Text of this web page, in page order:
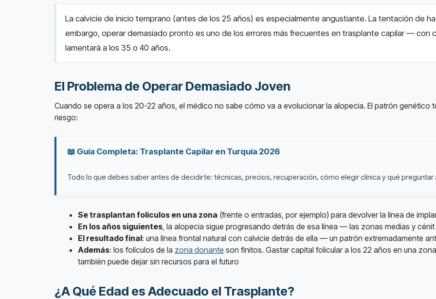
La calvicie de inicio temprano (antes de los 25 años) es especialmente angustiante. La tentación de
embargo, operar demasiado pronto es uno de los errores más frecuentes en trasplante capilar — con
lamentará a los 35 o 40 años.
El Problema de Operar Demasiado Joven
Cuando se opera a los 20-22 años, el médico no sabe cómo va a evolucionar la alopecia. El patrón genético
riesgo:
📖 Guía Completa: Trasplante Capilar en Turquía 2026
Todo lo que debes saber antes de decidirte: técnicas, precios, recuperación, cómo elegir clínica y qué preguntar
Se trasplantan folículos en una zona (frente o entradas, por ejemplo) para devolver la línea de
En los años siguientes , la alopecia sigue progresando detrás de esa línea — las zonas medias y
El resultado final: una línea frontal natural con calvicie detrás de ella — un patrón extremadamente
Además: los folículos de la zona donante son finitos. Gastar capital folicular a los 22 años en una
también puede dejar sin recursos para el futuro
¿A Qué Edad es Adecuado el Trasplante?